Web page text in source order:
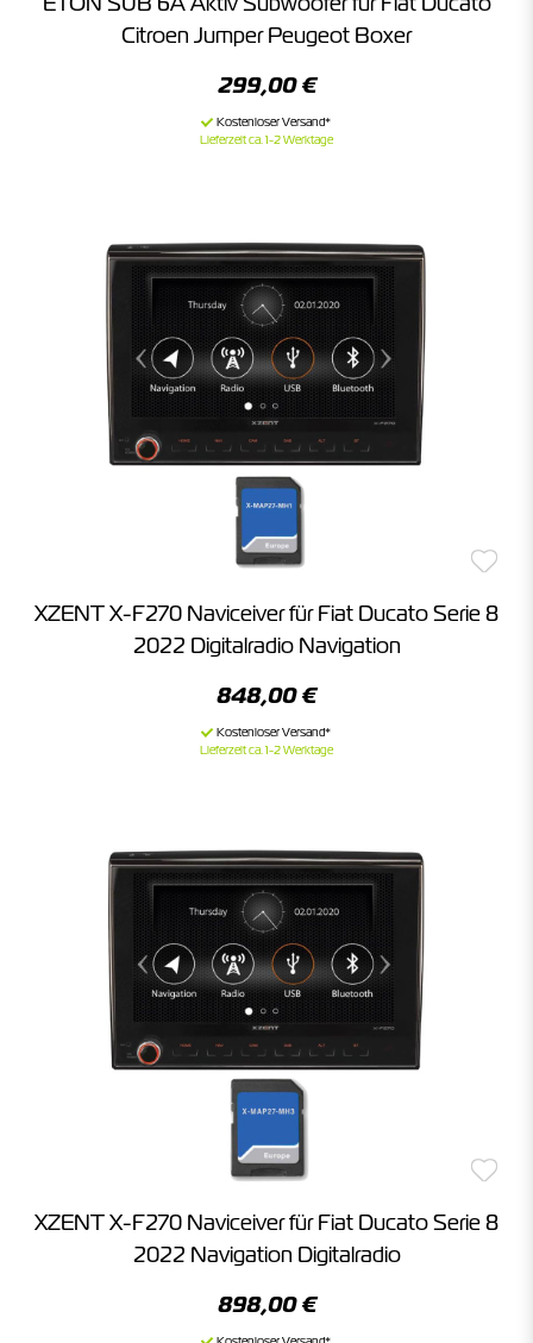
Citroen Jumper Peugeot Boxer
299,00 €
Lieferzeit ca. 1-2 Werktage
XZENT X-F270 Naviceiver für Fiat Ducato Serie 8
2022 Digitalradio Navigation
848,00 €
Lieferzeit ca. 1-2 Werktage
XZENT X-F270 Naviceiver für Fiat Ducato Serie 8
2022 Navigation Digitalradio
898,00 €